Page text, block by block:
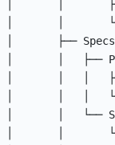
│       │
│       │       └──
│       ├── Specs
│       │   ├──
│       │   │
│       │   │
│       │   └──
│       │